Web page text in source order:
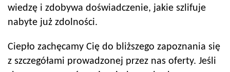
wiedzę i zdobywa doświadczenie, jakie szlifuje
nabyte już zdolności.
Ciepło zachęcamy Cię do bliższego zapoznania się
z szczegółami prowadzonej przez nas oferty. Jeśli